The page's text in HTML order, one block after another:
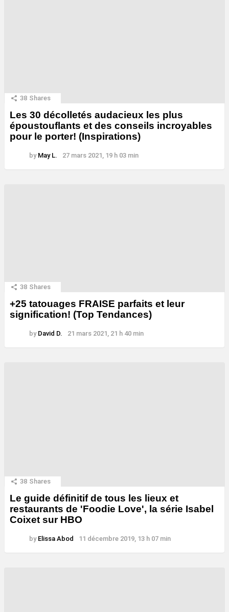
38 Shares
Les 30 décolletés audacieux les plus
époustouflants et des conseils incroyables
pour le porter! (Inspirations)
by May L. 27 mars 2021, 19 h 03 min
38 Shares
+25 tatouages ​​FRAISE parfaits et leur
signification! (Top Tendances)
by David D. 21 mars 2021, 21 h 40 min
38 Shares
Le guide définitif de tous les lieux et
restaurants de 'Foodie Love', la série Isabel
Coixet sur HBO
by Elissa Abod 11 décembre 2019, 13 h 07 min